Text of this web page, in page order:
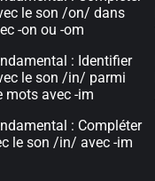
le son /on/ dans
-on ou -om
: Identifier
le son /in/ parmi
mots avec -im
: Compléter
le son /in/ avec -im